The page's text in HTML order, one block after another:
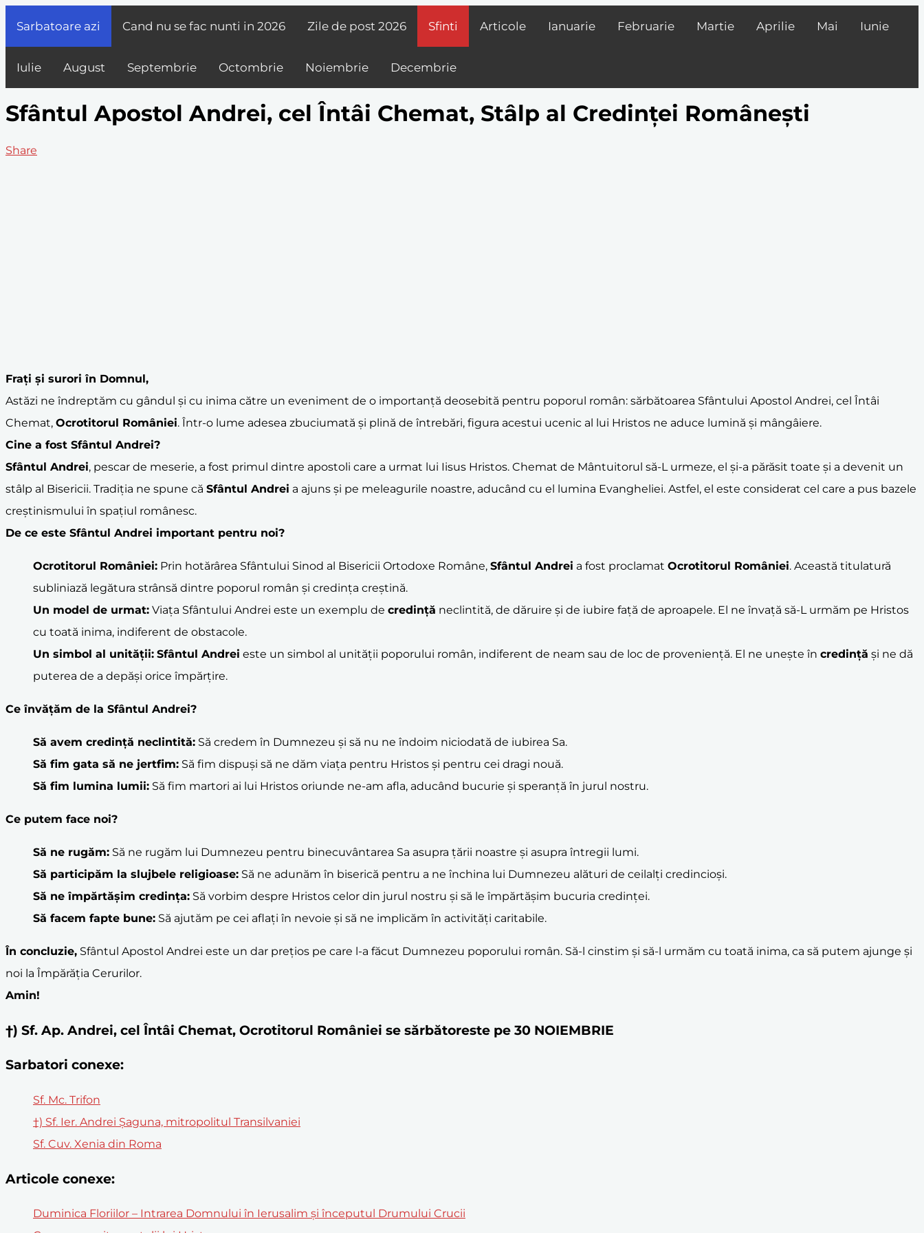
Sarbatoare azi Cand nu se fac nunti in 2026 Zile de post 2026 Sfinti Articole Ianuarie Februarie Martie Aprilie Mai Iunie
Iulie August Septembrie Octombrie Noiembrie Decembrie
Sfântul Apostol Andrei, cel Întâi Chemat, Stâlp al Credinței Românești
Share
Frați și surori în Domnul,
Astăzi ne îndreptăm cu gândul și cu inima către un eveniment de o importanță deosebită pentru poporul român: sărbătoarea Sfântului Apostol Andrei, cel Întâi
Chemat, Ocrotitorul României. Într-o lume adesea zbuciumată și plină de întrebări, figura acestui ucenic al lui Hristos ne aduce lumină și mângâiere.
Cine a fost Sfântul Andrei?
Sfântul Andrei, pescar de meserie, a fost primul dintre apostoli care a urmat lui Iisus Hristos. Chemat de Mântuitorul să-L urmeze, el și-a părăsit toate și a devenit un
stâlp al Bisericii. Tradiția ne spune că Sfântul Andrei a ajuns și pe meleagurile noastre, aducând cu el lumina Evangheliei. Astfel, el este considerat cel care a pus bazele
creștinismului în spațiul românesc.
De ce este Sfântul Andrei important pentru noi?
Ocrotitorul României: Prin hotărârea Sfântului Sinod al Bisericii Ortodoxe Române, Sfântul Andrei a fost proclamat Ocrotitorul României. Această titulatură
subliniază legătura strânsă dintre poporul român și credința creștină.
Un model de urmat: Viața Sfântului Andrei este un exemplu de credință neclintită, de dăruire și de iubire față de aproapele. El ne învață să-L urmăm pe Hristos
cu toată inima, indiferent de obstacole.
Un simbol al unității: Sfântul Andrei este un simbol al unității poporului român, indiferent de neam sau de loc de proveniență. El ne unește în credință și ne dă
puterea de a depăși orice împărțire.
Ce învățăm de la Sfântul Andrei?
Să avem credință neclintită: Să credem în Dumnezeu și să nu ne îndoim niciodată de iubirea Sa.
Să fim gata să ne jertfim: Să fim dispuși să ne dăm viața pentru Hristos și pentru cei dragi nouă.
Să fim lumina lumii: Să fim martori ai lui Hristos oriunde ne-am afla, aducând bucurie și speranță în jurul nostru.
Ce putem face noi?
Să ne rugăm: Să ne rugăm lui Dumnezeu pentru binecuvântarea Sa asupra țării noastre și asupra întregii lumi.
Să participăm la slujbele religioase: Să ne adunăm în biserică pentru a ne închina lui Dumnezeu alături de ceilalți credincioși.
Să ne împărtășim credința: Să vorbim despre Hristos celor din jurul nostru și să le împărtășim bucuria credinței.
Să facem fapte bune: Să ajutăm pe cei aflați în nevoie și să ne implicăm în activități caritabile.
În concluzie, Sfântul Apostol Andrei este un dar prețios pe care l-a făcut Dumnezeu poporului român. Să-l cinstim și să-l urmăm cu toată inima, ca să putem ajunge și
noi la Împărăția Cerurilor.
Amin!
†) Sf. Ap. Andrei, cel Întâi Chemat, Ocrotitorul României se sărbătoreste pe 30 NOIEMBRIE
Sarbatori conexe:
Sf. Mc. Trifon
†) Sf. Ier. Andrei Şaguna, mitropolitul Transilvaniei
Sf. Cuv. Xenia din Roma
Articole conexe:
Duminica Floriilor – Intrarea Domnului în Ierusalim și începutul Drumului Crucii